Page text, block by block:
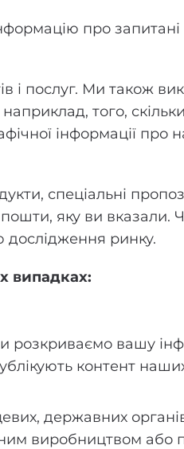
про
і послуг. Ми також
того, скільки
інформації про
спеціальні
яку ви вказали.
ринку.
випадках:
розкриваємо вашу
контент наших
державних
виробництвом або